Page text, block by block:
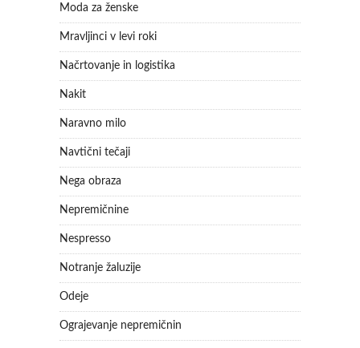
Moda za ženske
Mravljinci v levi roki
Načrtovanje in logistika
Nakit
Naravno milo
Navtični tečaji
Nega obraza
Nepremičnine
Nespresso
Notranje žaluzije
Odeje
Ograjevanje nepremičnin